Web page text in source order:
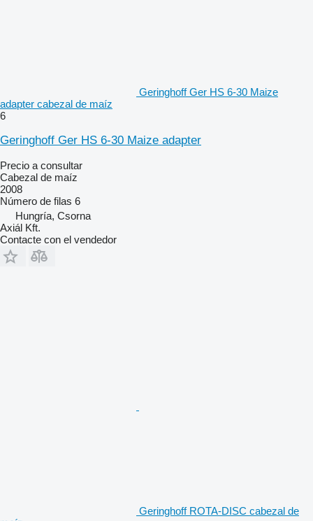
Geringhoff Ger HS 6-30 Maize
adapter cabezal de maíz
6
Geringhoff Ger HS 6-30 Maize adapter
Precio a consultar
Cabezal de maíz
2008
Número de filas 6
Hungría, Csorna
Axiál Kft.
Contacte con el vendedor
Geringhoff ROTA-DISC cabezal de